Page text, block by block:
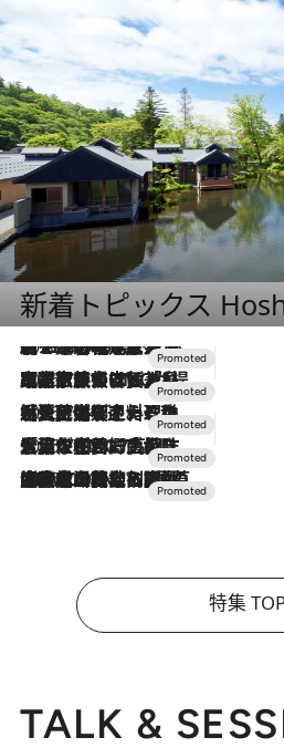
新着トピックス
2026.8.7
【トンボの足水浴】ヒノキの香りに包まれて涼感マックス！約13℃の湧水かけ流しを避暑地「星野温泉 トンボの湯」で体験
2026.7.31
【ホテル帰省】という選択肢をOMOが提案。家族とほどよい距離を保つには「昼は実家、夜は気兼ねなくホテルで！」
2026.7.24
【夏限定ディナーコース】旬を迎える稚鮎や花ズッキーニなどをイタリア・トスカーナの郷土料理の手法で満喫！
2026.7.17
「土佐和ハーブかき氷」がOMO7高知に登場！生姜、山椒、大葉など目にも舌にも涼を呼ぶ郷土の味
2026.7.10
NEW OPEN！【界 草津】名湯の地に誕生。趣の異なる2種の温泉と上州ならではの会席・蕎麦割烹など美食を味わう究極の癒やし旅
特集
TALK &